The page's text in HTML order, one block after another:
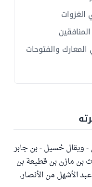
والفتوحات
ويقال حُسيل - بن جابر
بن مازن بن قطيعة بن
الأشهل من الأنصار.